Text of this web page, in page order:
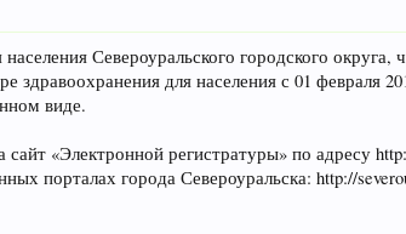
Североуральского городского округа,
здравоохранения для населения с 01 февраля
виде.
«Электронной регистратуры» по адресу
порталах города Североуральска: http://